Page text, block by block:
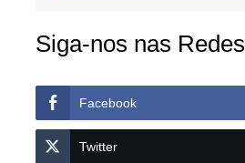
Siga-nos nas Redes
Facebook
Twitter